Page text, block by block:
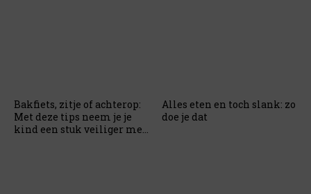
Bakfiets, zitje of achterop:
Met deze tips neem je je
kind een stuk veiliger mee
Alles eten en toch slank: zo
doe je dat